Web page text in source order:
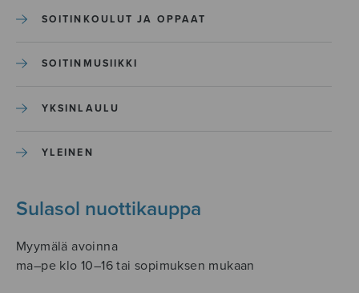
SOITINKOULUT JA OPPAAT
SOITINMUSIIKKI
YKSINLAULU
YLEINEN
Sulasol nuottikauppa
Myymälä avoinna
ma–pe klo 10–16 tai sopimuksen mukaan